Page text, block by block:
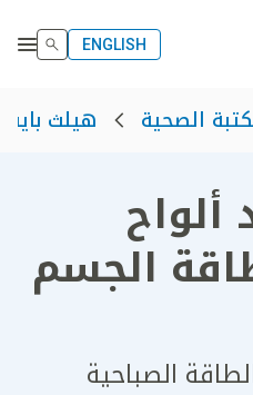
ENGLISH
الصحية هيلث بايت
الجسم
الصباحية